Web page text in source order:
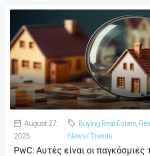
August 27,
2025
Buying Real Estate
News/ Trends
PwC: Αυτές είναι οι παγκόσμιες